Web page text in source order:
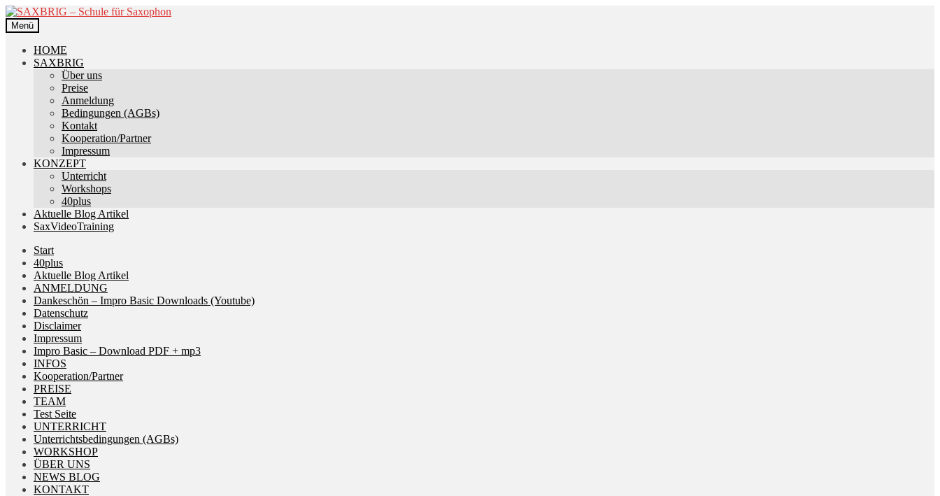
Zur
Navigation
springen
Zum
Inhalt
springen
Menü
HOME
SAXBRIG
Über uns
Preise
Anmeldung
Bedingungen (AGBs)
Kontakt
Kooperation/Partner
Impressum
KONZEPT
Unterricht
Workshops
40plus
Aktuelle Blog Artikel
SaxVideoTraining
Start
40plus
Aktuelle Blog Artikel
ANMELDUNG
Dankeschön – Impro Basic Downloads (Youtube)
Datenschutz
Disclaimer
Impressum
Impro Basic – Download PDF + mp3
INFOS
Kooperation/Partner
PREISE
TEAM
Test Seite
UNTERRICHT
Unterrichtsbedingungen (AGBs)
WORKSHOP
ÜBER UNS
NEWS BLOG
KONTAKT